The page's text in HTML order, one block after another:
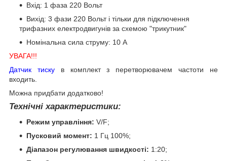
Вхід: 1 фаза 220 Вольт
Вихід: 3 фази 220 Вольт і тільки для підключення
трифазних електродвигунів за схемою "трикутник"
Номінальна сила струму: 10 А
УВАГА!!!
Датчик тискув комплект з перетворювачем частоти не
входить.
Можна придбати додатково!
Технічні характеристики:
Режим управління: V/F;
Пусковий момент: 1 Гц 100%;
Діапазон регулювання швидкості: 1:20;